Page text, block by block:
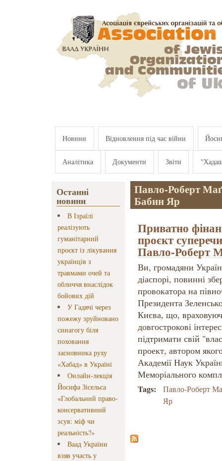
Новини Відновлення під час війни
Аналітика Документи Звіти
Останні
новини
В Ізраїлі
реалізують
гуманітарний
проєкт із лікування
українців з
травмами очей та
обличчя внаслідок
бойових дій
У Гадячі через
пожежу зруйновано
синагогу біля
поховання
засновника руху
«Хабад» в Україні
Онлайн-лекція
Йосифа Зісельса
«Глобальний право-
консервативний
зсув: міф чи
реальність?»
Ваад України
взяв участь у
Павло-Роберт
Бабин Яр
Приватно
проєкт
Павло-Роберт
Ви, громадяни
діаспорі, повинні
провокатора на
Президента
Києва, що,
довгострокові
підтримати свій
проект, автором
Академії Наук
Меморіального
Tags:
Павло-Роберт
Яр